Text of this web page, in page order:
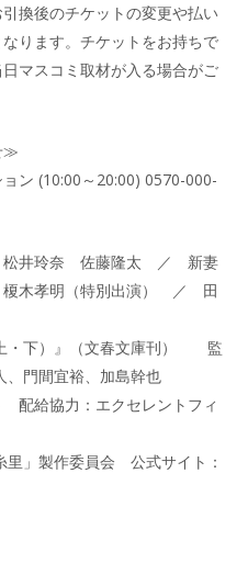
換後のチケットの変更や払い
ります。チケットをお持ちで
マスコミ取材が入る場合がご
≫
ン (10:00～20:00) 0570-000-
井玲奈 佐藤隆太 ／ 新妻
木孝明（特別出演） ／ 田
・下）』（文春文庫刊） 監
門間宜裕、加島幹也
給協力：エクセレントフィ
」製作委員会 公式サイト：